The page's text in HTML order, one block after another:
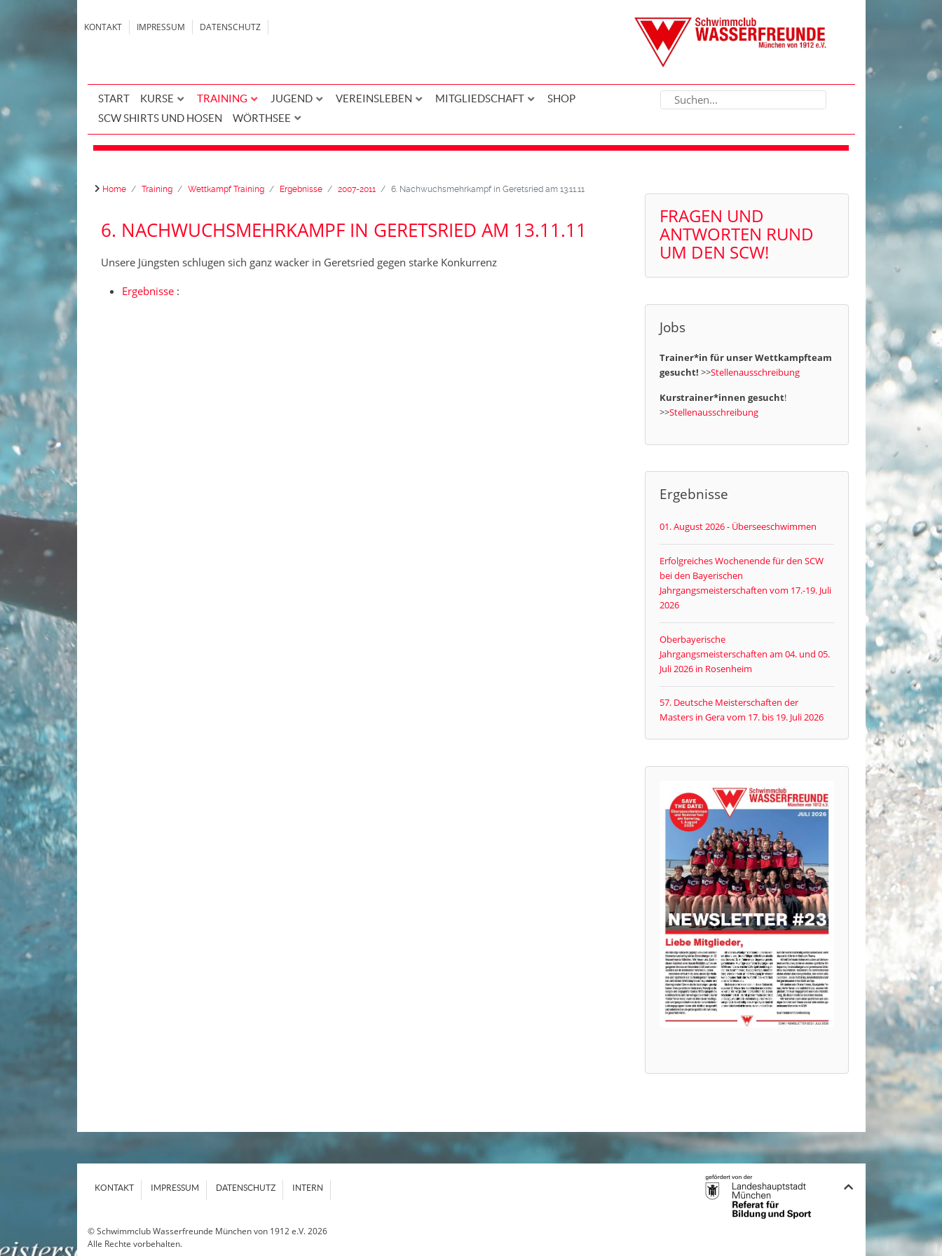
KONTAKT IMPRESSUM DATENSCHUTZ
START KURSE TRAINING JUGEND VEREINSLEBEN MITGLIEDSCHAFT
SHOP
SCW SHIRTS UND HOSEN
WÖRTHSEE
Home Training Wettkampf Training Ergebnisse 2007-2011 6. Nachwuchsmehrkampf in Geretsried am 13.11.11
6. NACHWUCHSMEHRKAMPF IN GERETSRIED AM 13.11.11
Unsere Jüngsten schlugen sich ganz wacker in Geretsried gegen starke Konkurrenz
Ergebnisse :
FRAGEN UND
ANTWORTEN RUND
UM DEN SCW!
Jobs
Trainer*in für unser Wettkampfteam
gesucht! >>Stellenausschreibung
Kurstrainer*innen gesucht!
>>Stellenausschreibung
Ergebnisse
01. August 2026 - Überseeschwimmen
Erfolgreiches Wochenende für den SCW
bei den Bayerischen
Jahrgangsmeisterschaften vom 17.-19. Juli
2026
Oberbayerische
Jahrgangsmeisterschaften am 04. und 05.
Juli 2026 in Rosenheim
57. Deutsche Meisterschaften der
Masters in Gera vom 17. bis 19. Juli 2026
KONTAKT IMPRESSUM DATENSCHUTZ INTERN
© Schwimmclub Wasserfreunde München von 1912 e.V. 2026
Alle Rechte vorbehalten.